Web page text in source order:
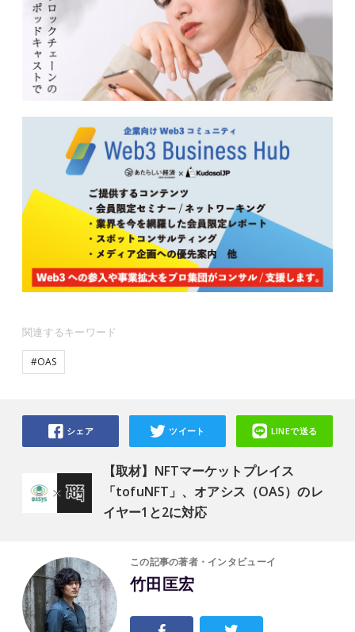
関連するキーワード
#OAS
【取材】NFTマーケットプレイス
「tofuNFT」、オアシス（OAS）のレ
イヤー1と2に対応
シェア ツイート LINEで送る
この記事の著者・インタビューイ
竹田匡宏